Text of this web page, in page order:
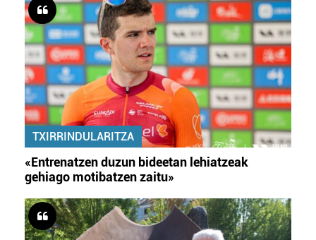
TXIRRINDULARITZA
«Entrenatzen duzun bideetan lehiatzeak
gehiago motibatzen zaitu»